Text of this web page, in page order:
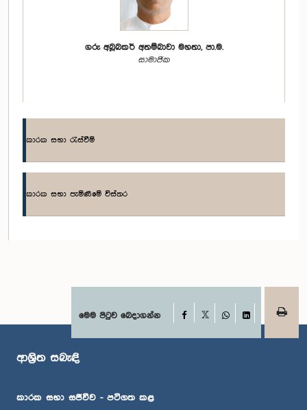
ගරු අබූබකර් අතම්බාවා මහතා, පා.ම.
සාමාජික
කාරක සභා රැස්වීම්
කාරක සභා පැමිණීමේ විස්තර
මෙම පිටුව බෙදාගන්න Facebook
WhatsApp
LinkedIn
ආශ්‍රිත සබැඳි
කාරක සභා සජීවීව - පටිගත කළ